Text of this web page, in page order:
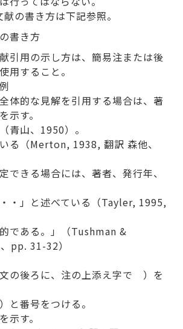
の書き方は下記参照。
書き方
引用の示し方は、簡易注または後
用すること。
体的な見解を引用する場合は、著
示す。
青山、1950）。
る（Merton, 1938, 翻訳 森他、
できる場合には、著者、発行年、
・」と述べている（Tayler, 1995,
的である。」（Tushman &
pp. 31-32）
の後ろに、注の上添え字で ）を
と番号をつける。
示す。